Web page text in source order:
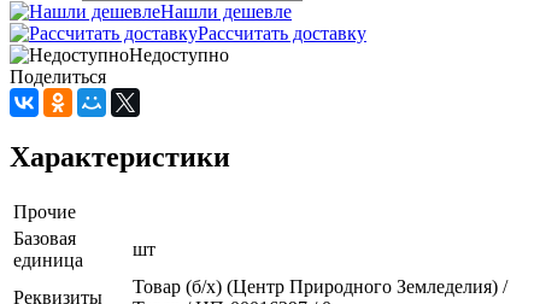
Нашли дешевле
Рассчитать доставку
Недоступно
Поделиться
Характеристики
Прочие
Базовая
единица
шт
Реквизиты
Товар (б/х) (Центр Природного Земледелия) /